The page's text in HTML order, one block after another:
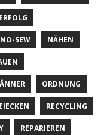
NO-SEW NÄHEN
ORDNUNG
RECYCLING
REPARIEREN